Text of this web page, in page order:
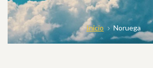
Inicio Noruega